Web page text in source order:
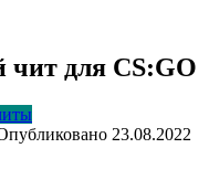
чит для CS:GO
23.08.2022